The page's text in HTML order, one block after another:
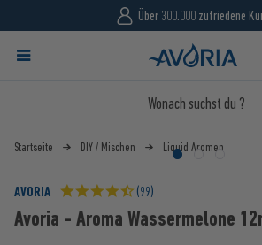
Über 300.000 zufriedene
Startseite DIY / Mischen Liquid Aromen
AVORIA (99)
Avoria - Aroma Wassermelone